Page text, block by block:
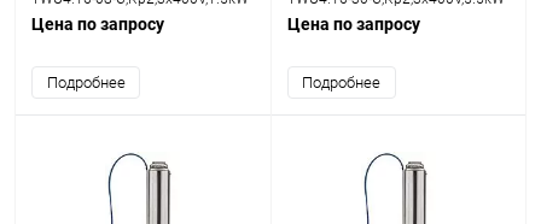
Цена по запросу
Подробнее
Цена по запросу
Подробнее